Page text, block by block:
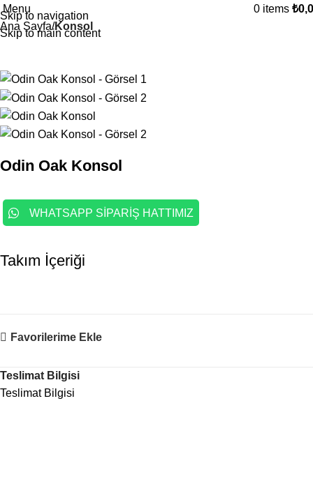
Skip to navigation
Skip to main content
Menu 0 items ₺
Ana Sayfa Konsol
Odin Oak Konsol
WHATSAPP SİPARİŞ HATTIMIZ
Takım İçeriği
Favorilerime Ekle
Teslimat Bilgisi
Teslimat Bilgisi